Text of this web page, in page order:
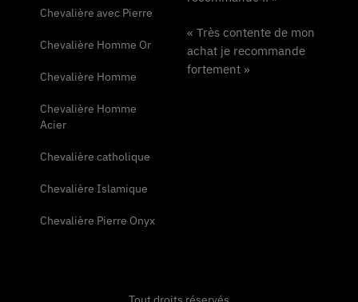
Chevalière avec Pierre
Chevalière Homme Or
Chevalière Homme
Chevalière Homme
Acier
Chevalière catholique
Chevalière Islamique
Chevalière Pierre Onyx
« Très contente de mon
achat je recommande
fortement »